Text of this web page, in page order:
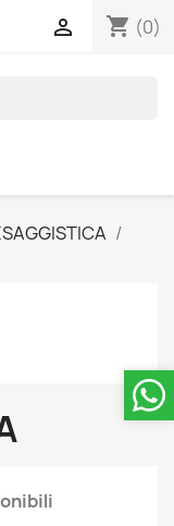
shopping_cart (0)
